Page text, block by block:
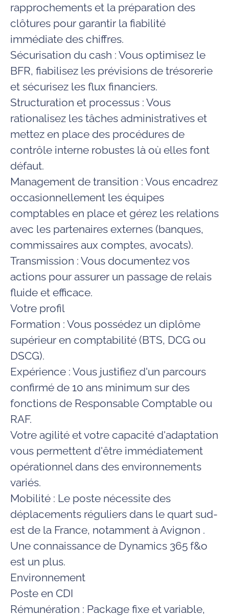
rapprochements et la préparation des
clôtures pour garantir la fiabilité
immédiate des chiffres.
Sécurisation du cash : Vous optimisez le
BFR, fiabilisez les prévisions de trésorerie
et sécurisez les flux financiers.
Structuration et processus : Vous
rationalisez les tâches administratives et
mettez en place des procédures de
contrôle interne robustes là où elles font
défaut.
Management de transition : Vous encadrez
occasionnellement les équipes
comptables en place et gérez les relations
avec les partenaires externes (banques,
commissaires aux comptes, avocats).
Transmission : Vous documentez vos
actions pour assurer un passage de relais
fluide et efficace.
Votre profil
Formation : Vous possédez un diplôme
supérieur en comptabilité (BTS, DCG ou
DSCG).
Expérience : Vous justifiez d'un parcours
confirmé de 10 ans minimum sur des
fonctions de Responsable Comptable ou
RAF.
Votre agilité et votre capacité d'adaptation
vous permettent d'être immédiatement
opérationnel dans des environnements
variés.
Mobilité : Le poste nécessite des
déplacements réguliers dans le quart sud-
est de la France, notamment à Avignon .
Une connaissance de Dynamics 365 f&o
est un plus.
Environnement
Poste en CDI
Rémunération : Package fixe et variable,